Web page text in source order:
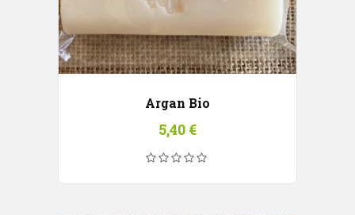
Argan Bio
5,40 €